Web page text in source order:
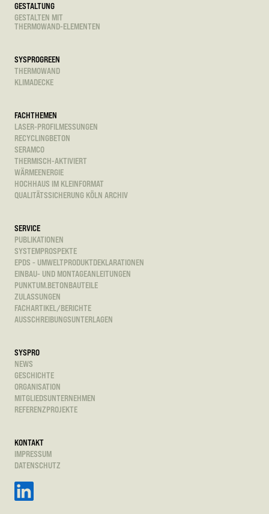
GESTALTUNG
GESTALTEN MIT
THERMOWAND-ELEMENTEN
SYSPROGREEN
THERMOWAND
KLIMADECKE
FACHTHEMEN
LASER-PROFILMESSUNGEN
RECYCLINGBETON
SERAMCO
THERMISCH-AKTIVIERT
WÄRMEENERGIE
HOCHHAUS IM KLEINFORMAT
QUALITÄTSSICHERUNG KÖLN ARCHIV
SERVICE
PUBLIKATIONEN
SYSTEMPROSPEKTE
EPDS - UMWELTPRODUKTDEKLARATIONEN
EINBAU- UND MONTAGEANLEITUNGEN
PUNKTUM.BETONBAUTEILE
ZULASSUNGEN
FACHARTIKEL/BERICHTE
AUSSCHREIBUNGSUNTERLAGEN
SYSPRO
NEWS
GESCHICHTE
ORGANISATION
MITGLIEDSUNTERNEHMEN
REFERENZPROJEKTE
KONTAKT
IMPRESSUM
DATENSCHUTZ